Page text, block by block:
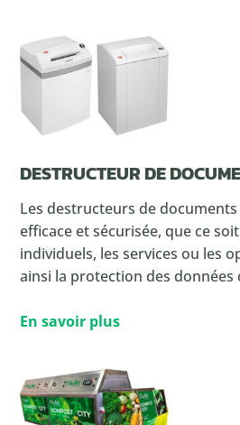
DESTRUCTEUR DE
Les destructeurs de
efficace et sécurisée, que ce
individuels, les services ou les
ainsi la protection des données
En savoir plus